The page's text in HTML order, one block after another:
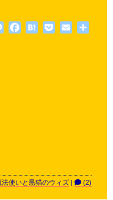
Line Facebook
HatenaPocketEmail
法使いと黒猫のウィズ (2)